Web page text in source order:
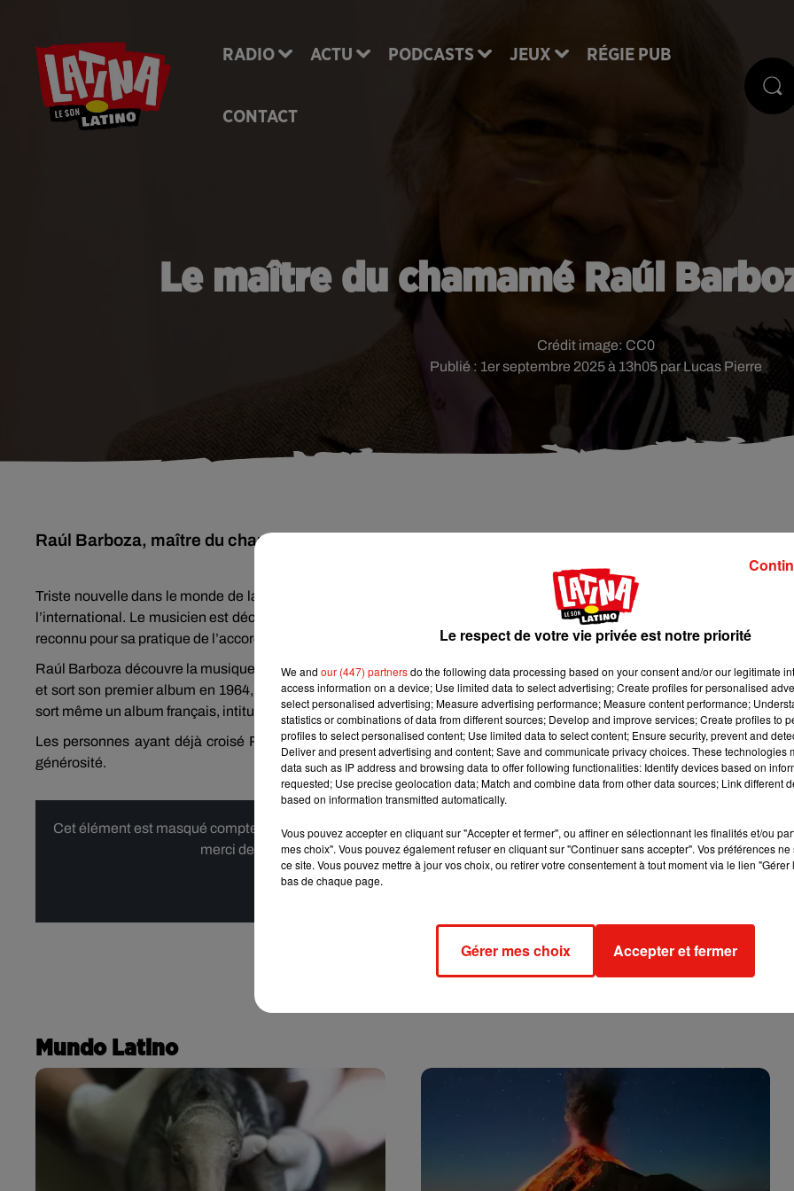
RADIO ACTU PODCASTS JEUX RÉGIE PUB
CONTACT
Le maître du chamamé Raúl
Publié : 1er septembre 2025 à 13h05 par Lucas Pierre
Crédit image: CC0
Raúl Barboza, maître du chamamé argentin, est décédé le 27 août dernier à l’âge de 87 ans.
Triste nouvelle dans le monde de la musique. On apprend la disparition de Raúl Barboza, accordéoniste argentin reconnu
l’international. Le musicien est décédé le 27 août dernier à l’âge de 87 ans, chez lui à Paris. Raúl Barboza était
reconnu pour sa pratique de l’accordéon, et dans le milieu du chamamé argentin.
Raúl Barboza découvre la musique très jeune grâce à son père, guitariste de chamamé. Il se tourne ensuite vers
et sort son premier album en 1964, avant de venir s’installer dans la capitale française dès les années 80. En 1992,
sort même un album français, intitulé
Kilometro 11.
Les personnes ayant déjà croisé Raúl Barboza ont toujours évoqué un homme d’une grande sensibilité et d’une
générosité.
Cet élément est masqué compte-tenu du refus du dépôt de cookies que vous avez exprimé. Si vous souhaitez l'afficher,
merci de nous donner votre accord en cliquant sur le bouton ci-dessous.
Afficher l'élément
Mundo Latino
Le respect de votre vie privée est notre priorité
We and our (447) partnersdo the following data processing based on your consent and/or our legitimate
access information on a device; Use limited data to select advertising; Create profiles for personalised
select personalised advertising; Measure advertising performance; Measure content performance;
statistics or combinations of data from different sources; Develop and improve services; Create profiles to
profiles to select personalised content; Use limited data to select content; Ensure security, prevent and
Deliver and present advertising and content; Save and communicate privacy choices. These technologies
data such as IP address and browsing data to offer following functionalities: Identify devices based on
requested; Use precise geolocation data; Match and combine data from other data sources; Link different
based on information transmitted automatically.
Vous pouvez accepter en cliquant sur "Accepter et fermer", ou affiner en sélectionnant les finalités et/ou
mes choix". Vous pouvez également refuser en cliquant sur "Continuer sans accepter". Vos préférences
ce site. Vous pouvez mettre à jour vos choix, ou retirer votre consentement à tout moment via le lien
bas de chaque page.
Gérer mes choix Accepter et fermer